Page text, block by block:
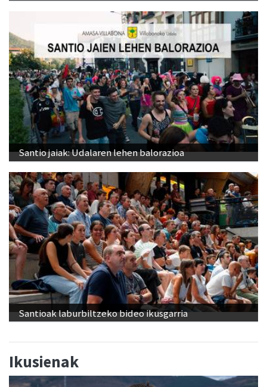
Santio jaiak: Udalaren lehen balorazioa
Santioak laburbiltzeko bideo ikusgarria
Ikusienak